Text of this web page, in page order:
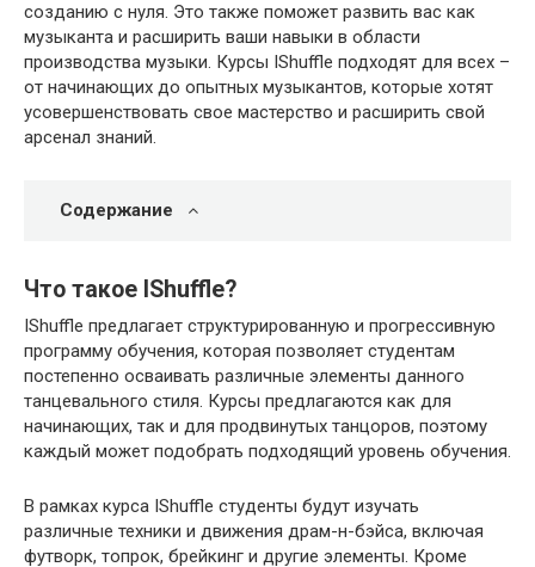
созданию с нуля. Это также поможет развить вас как
музыканта и расширить ваши навыки в области
производства музыки. Курсы IShuffle подходят для всех –
от начинающих до опытных музыкантов, которые хотят
усовершенствовать свое мастерство и расширить свой
арсенал знаний.
Содержание
Что такое IShuffle?
IShuffle предлагает структурированную и прогрессивную
программу обучения, которая позволяет студентам
постепенно осваивать различные элементы данного
танцевального стиля. Курсы предлагаются как для
начинающих, так и для продвинутых танцоров, поэтому
каждый может подобрать подходящий уровень обучения.
В рамках курса IShuffle студенты будут изучать
различные техники и движения драм-н-бэйса, включая
футворк, топрок, брейкинг и другие элементы. Кроме